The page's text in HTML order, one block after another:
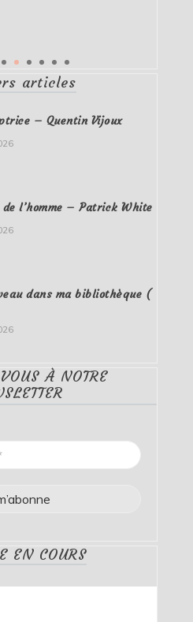
articles
– Quentin Vijoux
de l’homme – Patrick White
dans ma bibliothèque (
À NOTRE
EN COURS